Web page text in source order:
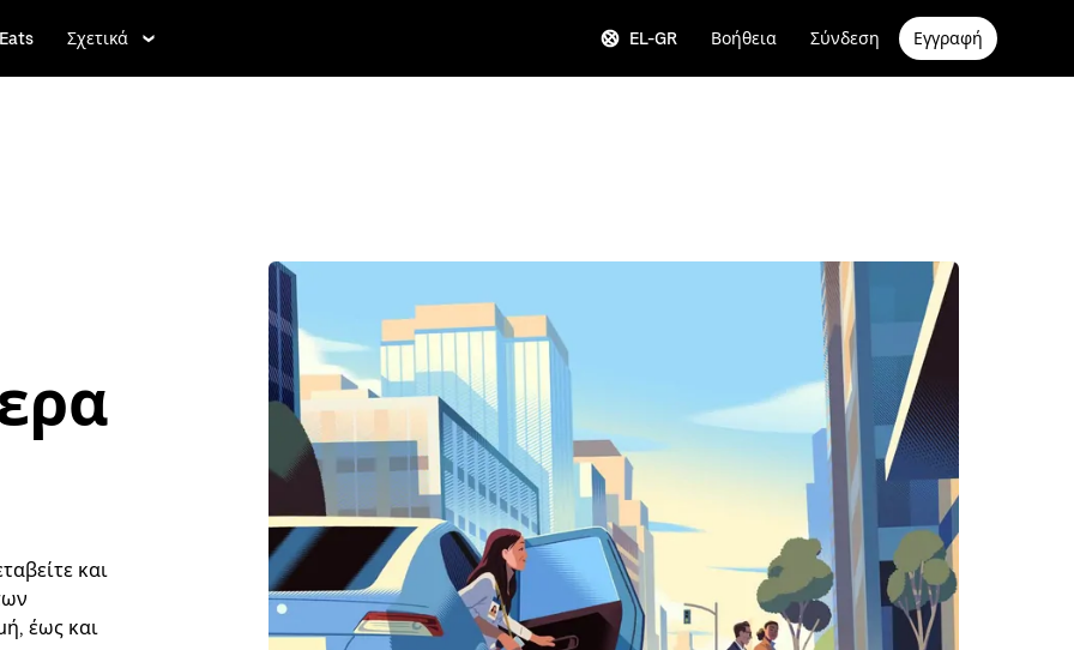
Σχετικά EL-GR Βοήθεια Σύνδεση Εγγραφή
και
έως και